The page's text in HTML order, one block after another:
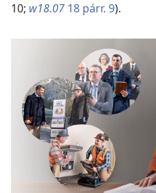
10; w18.07 18 párr. 9).